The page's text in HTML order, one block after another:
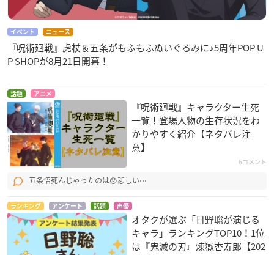
イベント ニュース
『呪術廻戦』虎杖＆五条がもふもふぬいぐるみに♪5周年POP U
P SHOPが8月21日開幕！
話題 アニメ
『呪術廻戦』キャラクター生死
一覧！登場人物の生存状況をわ
かりやすく紹介【ネタバレ注
意】
6コメント
五条悟死んじゃったのは😞悲しい⋯
ランキング アンケート 話題 声優
オタクが選ぶ「日野聡が演じる
キャラ」ランキングTOP10！1位
は『鬼滅の刃』煉󠄁獄杏寿郎【202